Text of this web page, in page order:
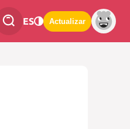
ES Actualizar